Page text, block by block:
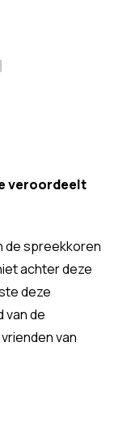
veroordeelt
de spreekkoren
achter deze
deze
van de
van